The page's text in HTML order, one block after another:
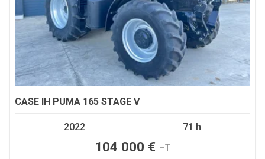
CASE IH PUMA 165 STAGE V
2022 71 h
104 000 € HT